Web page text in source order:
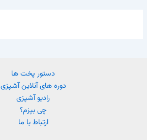
دستور پخت ها
دوره های آنلاین آشپزی
رادیو آشپزی
چی بپزم؟
ارتباط با ما